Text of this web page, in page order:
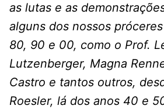
as lutas e as
alguns dos nossos
80, 90 e 00, como o Prof.
Lutzenberger, Magna
Castro e tantos outros,
Roesler, lá dos anos 40 e